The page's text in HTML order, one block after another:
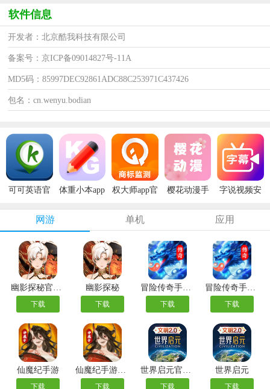
软件信息
开发者：北京酷我科技有限公司
备案号：京ICP备09014827号-11A
MD5码：85997DEC92861ADC88C253971C437426
包名：cn.wenyu.bodian
可可英语官
体重小本app
权大师app官
樱花动漫手
字说视频安
网游 单机 应用
幽影探秘官方版
下载
幽影探秘
下载
冒险传奇手游最新版
下载
冒险传奇手游官方版
下载
仙魔纪手游
下载
仙魔纪手游官方版
下载
世界启元官方版
下载
世界启元
下载